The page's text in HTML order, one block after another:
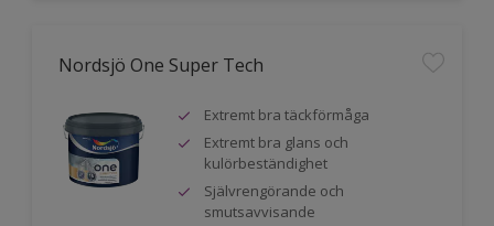
Nordsjö One Super Tech
Extremt bra täckförmåga
Extremt bra glans och
kulörbeständighet
Självrengörande och
smutsavvisande